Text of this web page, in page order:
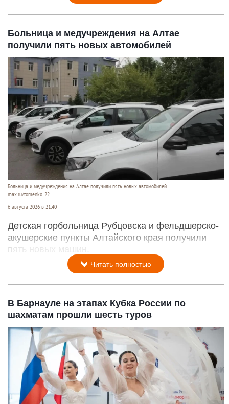
Больница и медучреждения на Алтае
получили пять новых автомобилей
Больница и медучреждения на Алтае получили пять новых автомобилей
max.ru/tomenko_22
6 августа 2026 в 21:40
Детская горбольница Рубцовска и фельдшерско-
акушерские пункты Алтайского края получили
пять новых машин.
Читать полностью
В Барнауле на этапах Кубка России по
шахматам прошли шесть туров